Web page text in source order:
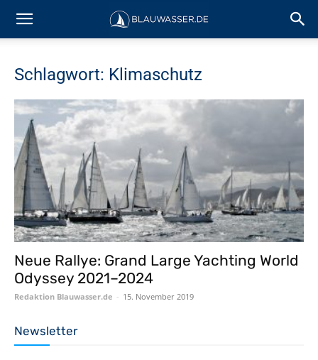
Schlagwort: Klimaschutz
Neue Rallye: Grand Large Yachting World
Odyssey 2021–2024
Redaktion Blauwasser.de - 15. November 2019
Newsletter